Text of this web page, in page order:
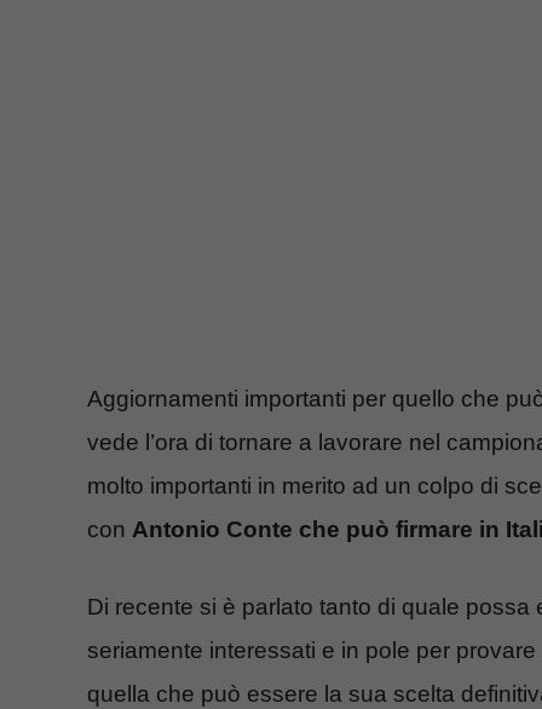
Aggiornamenti importanti per quello che
vede l’ora di tornare a lavorare nel
molto importanti in merito ad un colpo di
con Antonio Conte che può firmare in
Di recente si è parlato tanto di quale
seriamente interessati e in pole per
quella che può essere la sua scelta